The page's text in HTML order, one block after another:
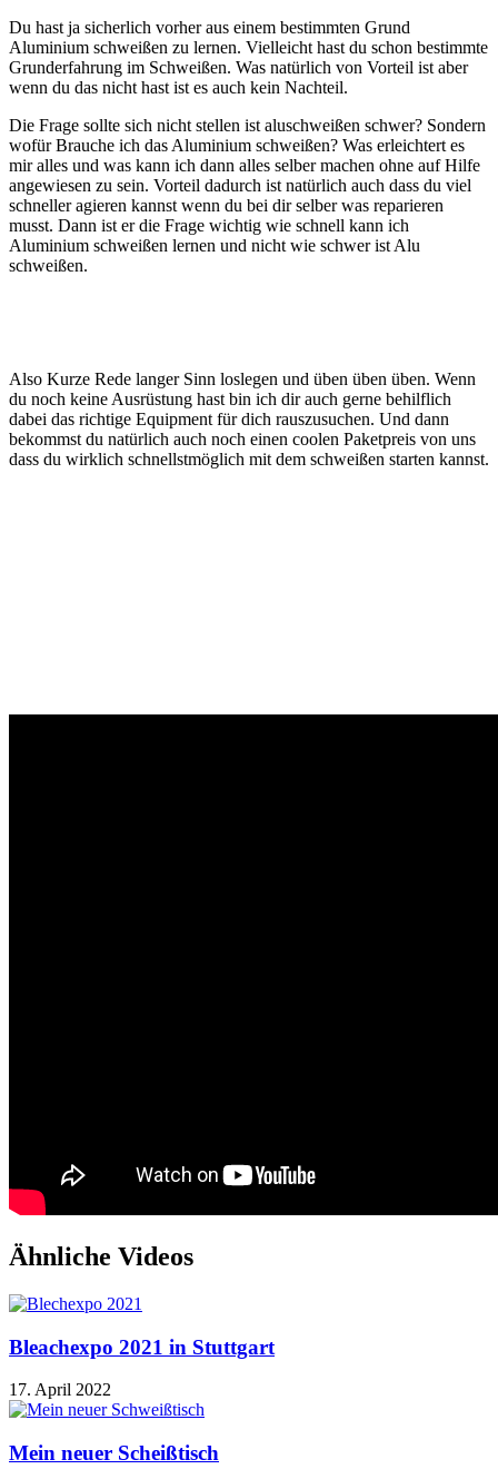
Du hast ja sicherlich vorher aus einem bestimmten Grund
Aluminium schweißen zu lernen. Vielleicht hast du schon bestimmte
Grunderfahrung im Schweißen. Was natürlich von Vorteil ist aber
wenn du das nicht hast ist es auch kein Nachteil.
Die Frage sollte sich nicht stellen ist aluschweißen schwer? Sondern
wofür Brauche ich das Aluminium schweißen? Was erleichtert es
mir alles und was kann ich dann alles selber machen ohne auf Hilfe
angewiesen zu sein. Vorteil dadurch ist natürlich auch dass du viel
schneller agieren kannst wenn du bei dir selber was reparieren
musst. Dann ist er die Frage wichtig wie schnell kann ich
Aluminium schweißen lernen und nicht wie schwer ist Alu
schweißen.
Also Kurze Rede langer Sinn loslegen und üben üben üben. Wenn
du noch keine Ausrüstung hast bin ich dir auch gerne behilflich
dabei das richtige Equipment für dich rauszusuchen. Und dann
bekommst du natürlich auch noch einen coolen Paketpreis von uns
dass du wirklich schnellstmöglich mit dem schweißen starten kannst.
Ähnliche Videos
Bleachexpo 2021 in Stuttgart
17. April 2022
Mein neuer Scheißtisch